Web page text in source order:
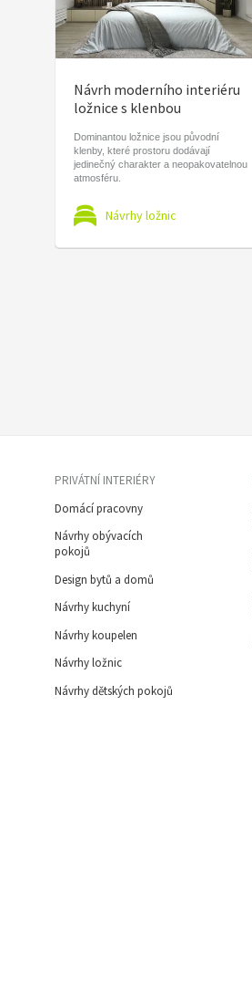
Návrh moderního interiéru
ložnice s klenbou
Dominantou ložnice jsou původní
klenby, které prostoru dodávají
jedinečný charakter a neopakovatelnou
atmosféru.
Návrhy ložnic
PRIVÁTNÍ INTERIÉRY
Domácí pracovny
Návrhy obývacích
pokojů
Design bytů a domů
Návrhy kuchyní
Návrhy koupelen
Návrhy ložnic
Návrhy dětských pokojů